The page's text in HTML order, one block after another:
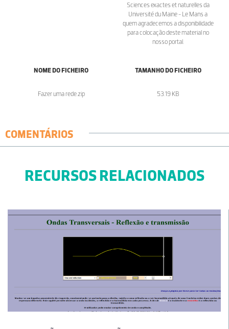
Sciences exactes et naturelles da
Université du Maine - Le Mans a
quem agradecemos a disponibilidade
para colocação deste material no
nosso portal.
NOME DO FICHEIRO
Fazer uma rede.zip
TAMANHO DO FICHEIRO
53.19 KB
COMENTÁRIOS
RECURSOS RELACIONADOS